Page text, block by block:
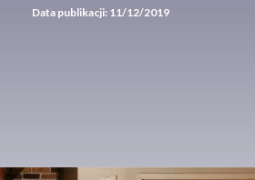
Data publikacji: 11/12/2019